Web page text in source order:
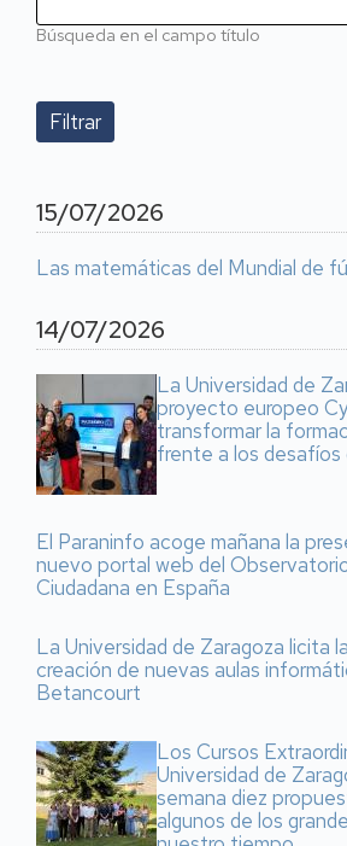
Búsqueda en el campo título
15/07/2026
Las matemáticas del Mundial de
14/07/2026
La Universidad de
proyecto europeo
transformar la
frente a los desafíos
El Paraninfo acoge mañana la
nuevo portal web del
Ciudadana en España
La Universidad de Zaragoza licita
creación de nuevas aulas
Betancourt
Los Cursos
Universidad de
semana diez
algunos de los